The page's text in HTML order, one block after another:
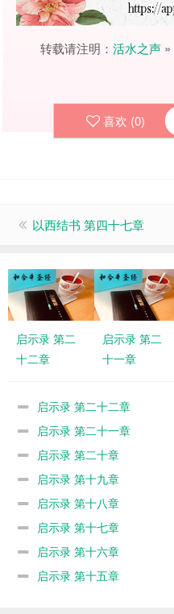
转载请注明： 活水之声 »
喜欢 (0)
以西结书 第四十七章
启示录 第二
十二章
启示录 第二
十一章
启示录 第二十二章
启示录 第二十一章
启示录 第二十章
启示录 第十九章
启示录 第十八章
启示录 第十七章
启示录 第十六章
启示录 第十五章